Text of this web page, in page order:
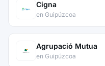
Cigna
en Guipúzcoa
Agrupació Mutua
en Guipúzcoa